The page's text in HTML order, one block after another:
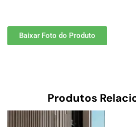
Baixar Foto do Produto
Produtos